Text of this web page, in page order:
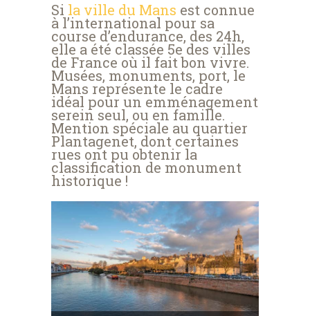
Si la ville du Mans est connue
à l’international pour sa
course d’endurance, des 24h,
elle a été classée 5e des villes
de France où il fait bon vivre.
Musées, monuments, port, le
Mans représente le cadre
idéal pour un emménagement
serein seul, ou en famille.
Mention spéciale au quartier
Plantagenet, dont certaines
rues ont pu obtenir la
classification de monument
historique !